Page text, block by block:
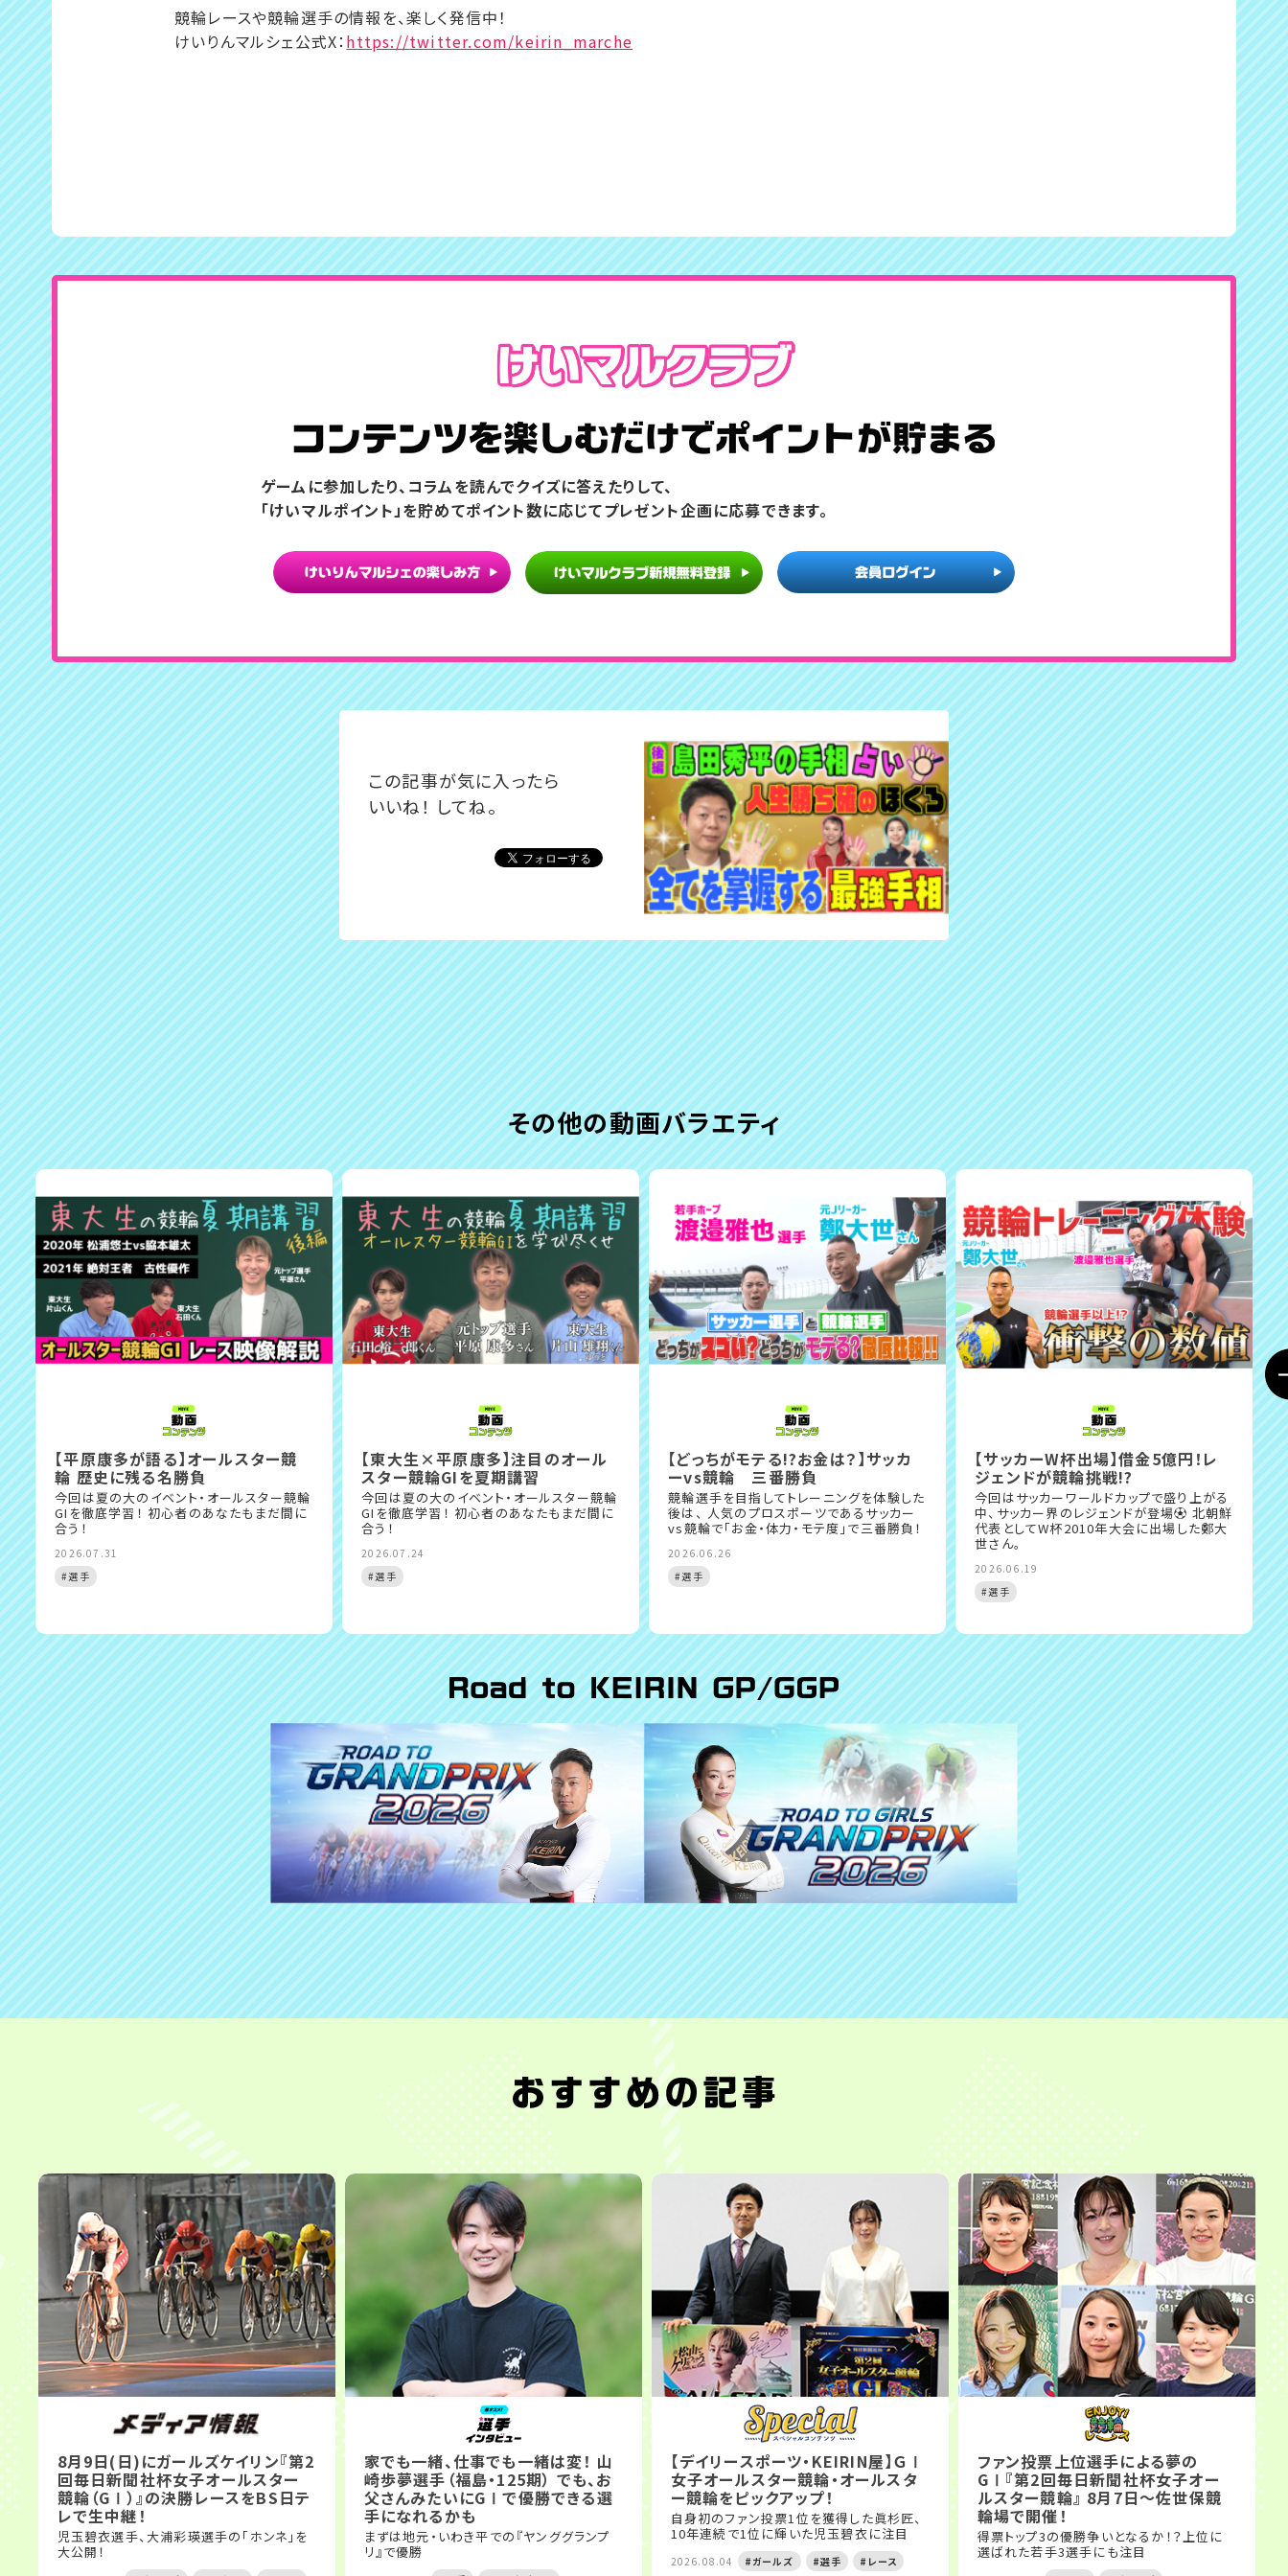
競輪レースや競輪選手の情報を、楽しく発信中！
けいりんマルシェ公式X：https://twitter.com/keirin_marche
ゲームに参加したり、コラムを読んでクイズに答えたりして、
「けいマルポイント」を貯めてポイント数に応じてプレゼント企画に応募できます。
この記事が気に入ったら
いいね！ してね。
その他の動画バラエティ
【平原康多が語る】オールスター競
輪 歴史に残る名勝負
今回は夏の大のイベント・オールスター競輪
GIを徹底学習！ 初心者のあなたもまだ間に
合う！
2026.07.31
#選手
【東大生×平原康多】注目のオール
スター競輪GIを夏期講習
今回は夏の大のイベント・オールスター競輪
GIを徹底学習！ 初心者のあなたもまだ間に
合う！
2026.07.24
#選手
【どっちがモテる!?お金は？】サッカ
ーvs競輪 三番勝負
競輪選手を目指してトレーニングを体験した
後は、 人気のプロスポーツであるサッカー
vs競輪で「お金・体力・モテ度」で三番勝負！
2026.06.26
#選手
【サッカーW杯出場】借金5億円！レ
ジェンドが競輪挑戦!?
今回はサッカーワールドカップで盛り上がる
中、サッカー界のレジェンドが登場⚽️ 北朝鮮
代表としてW杯2010年大会に出場した鄭大
世さん。
2026.06.19
#選手
8月9日(日)にガールズケイリン『第2
回毎日新聞社杯女子オールスター
競輪（GⅠ）』の決勝レースをBS日テ
レで生中継！
児玉碧衣選手、大浦彩瑛選手の「ホンネ」を
大公開！
家でも一緒、仕事でも一緒は変！ 山
崎歩夢選手（福島・125期） でも、お
父さんみたいにGⅠで優勝できる選
手になれるかも
まずは地元・いわき平での『ヤンググランプ
リ』で優勝
【デイリースポーツ・KEIRIN屋】ＧⅠ
女子オールスター競輪・オールスタ
ー競輪をピックアップ！
自身初のファン投票1位を獲得した眞杉匠、
10年連続で1位に輝いた児玉碧衣に注目
2026.08.04 #ガールズ #選手 #レース
ファン投票上位選手による夢の
GⅠ『第2回毎日新聞社杯女子オー
ルスター競輪』 8月7日〜佐世保競
輪場で開催！
得票トップ3の優勝争いとなるか！？上位に
選ばれた若手3選手にも注目